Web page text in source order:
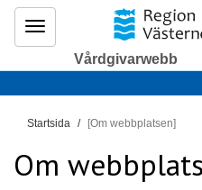
Meny
Vårdgivarwebb
D
ä
Startsida [Om webbplatsen]
Om